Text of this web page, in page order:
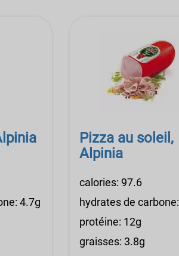
4.7g
Pizza au soleil,
Alpinia
calories: 97.6
hydrates de
protéine: 12g
graisses: 3.8g